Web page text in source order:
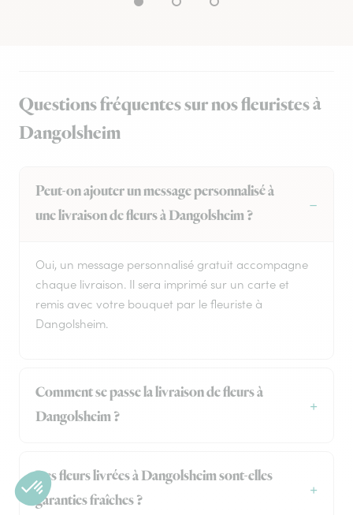
Questions fréquentes sur nos fleuristes à
Dangolsheim
Peut-on ajouter un message personnalisé à
une livraison de fleurs à Dangolsheim ?
Oui, un message personnalisé gratuit accompagne
chaque livraison. Il sera imprimé sur un carte et
remis avec votre bouquet par le fleuriste à
Dangolsheim.
Comment se passe la livraison de fleurs à
Dangolsheim ?
Les fleurs livrées à Dangolsheim sont-elles
garanties fraîches ?